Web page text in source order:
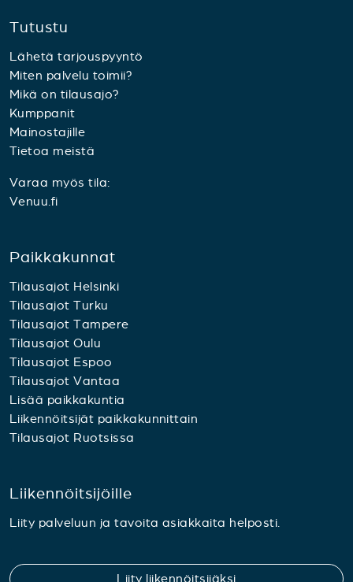
Tutustu
Lähetä tarjouspyyntö
Miten palvelu toimii?
Mikä on tilausajo?
Kumppanit
Mainostajille
Tietoa meistä
Varaa myös tila:
Venuu.fi
Paikkakunnat
Tilausajot Helsinki
Tilausajot Turku
Tilausajot Tampere
Tilausajot Oulu
Tilausajot Espoo
Tilausajot Vantaa
Lisää paikkakuntia
Liikennöitsijät paikkakunnittain
Tilausajot Ruotsissa
Liikennöitsijöille
Liity palveluun ja tavoita asiakkaita helposti.
Liity liikennöitsijäksi